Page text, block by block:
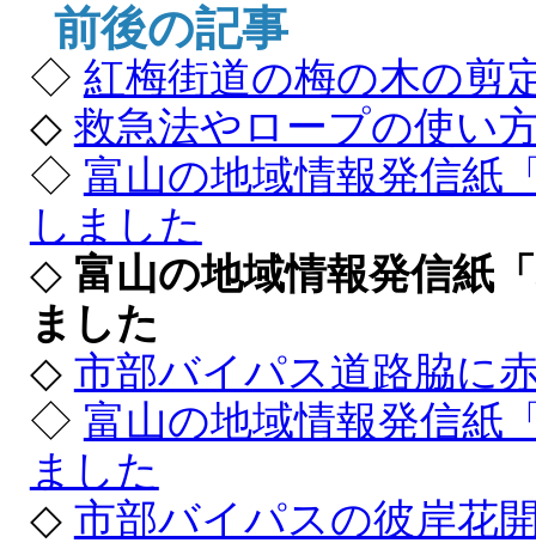
前後の記事
◇ 紅梅街道の梅の木の剪
◇救急法やロープの使い
◇ 富山の地域情報発信紙
しました
◇ 富山の地域情報発信紙
ました
◇ 市部バイパス道路脇に
◇ 富山の地域情報発信紙
ました
◇ 市部バイパスの彼岸花